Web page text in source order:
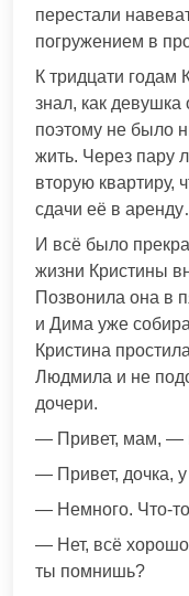
перестали
погружением в
К тридцати
знал, как девушка
поэтому не было
жить. Через пару
вторую квартиру,
сдачи её в
И всё было
жизни Кристины
Позвонила она в
и Дима уже
Кристина
Людмила и не
дочери.
— Привет, мам, —
— Привет, дочка,
— Немного. Что-
— Нет, всё
ты помнишь?